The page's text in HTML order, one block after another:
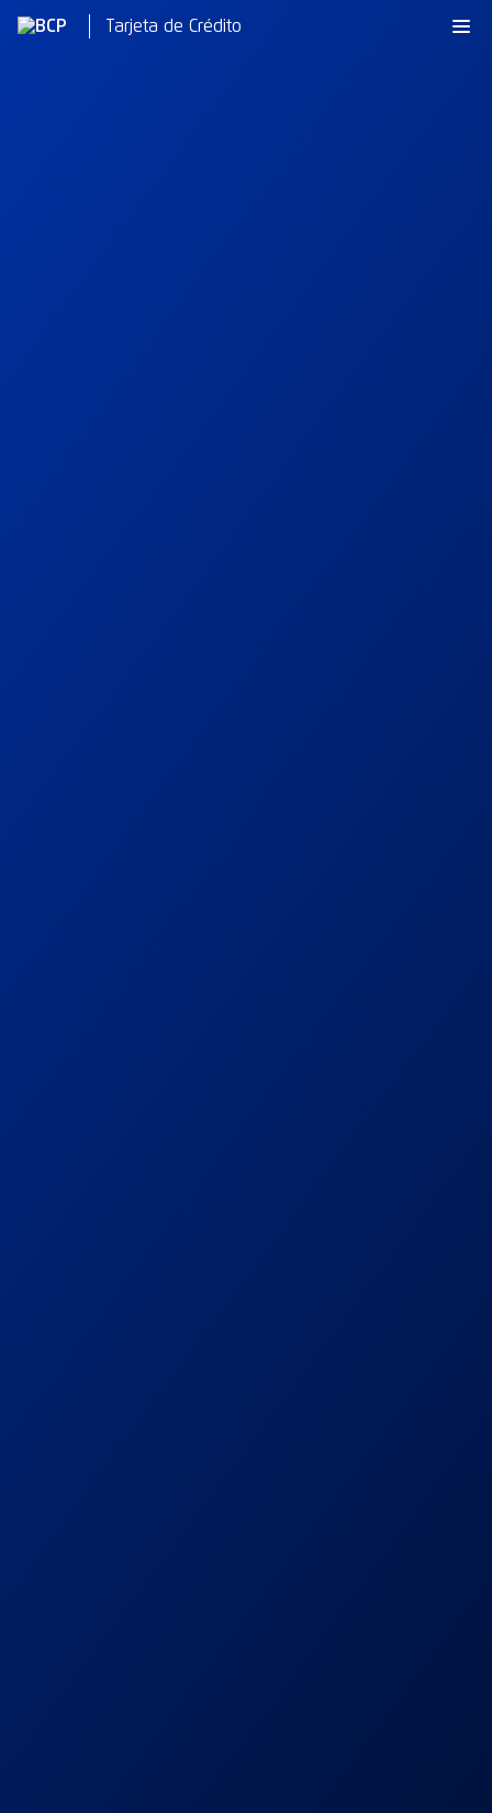
Tarjeta de Crédito